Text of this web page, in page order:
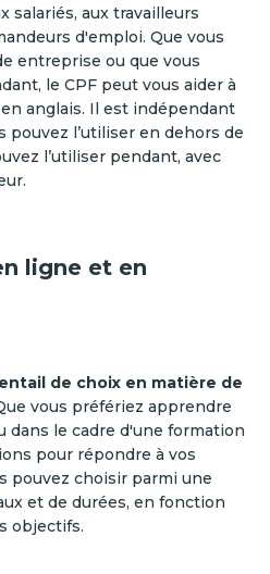
salariés, aux travailleurs
d'emploi. Que vous
entreprise ou que vous
le CPF peut vous aider à
anglais. Il est indépendant
pouvez l’utiliser en dehors de
l’utiliser pendant, avec
ligne et en
de choix en matière de
vous préfériez apprendre
dans le cadre d'une formation
pour répondre à vos
pouvez choisir parmi une
et de durées, en fonction
objectifs.